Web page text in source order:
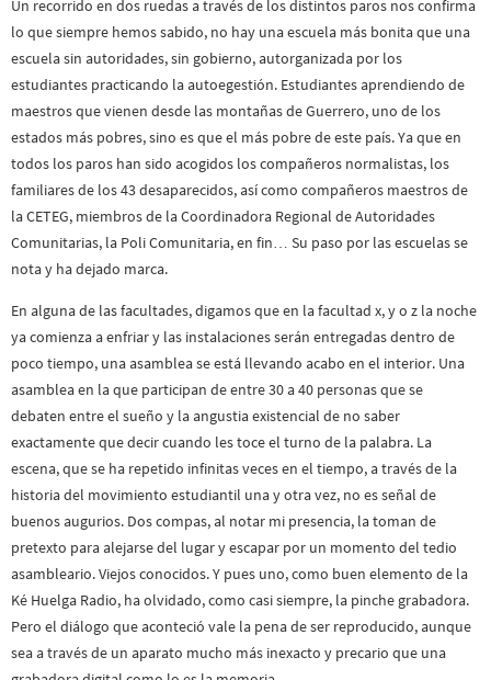
Un recorrido en dos ruedas a través de los distintos paros nos confirma
lo que siempre hemos sabido, no hay una escuela más bonita que una
escuela sin autoridades, sin gobierno, autorganizada por los
estudiantes practicando la autoegestión. Estudiantes aprendiendo de
maestros que vienen desde las montañas de Guerrero, uno de los
estados más pobres, sino es que el más pobre de este país. Ya que en
todos los paros han sido acogidos los compañeros normalistas, los
familiares de los 43 desaparecidos, así como compañeros maestros de
la CETEG, miembros de la Coordinadora Regional de Autoridades
Comunitarias, la Poli Comunitaria, en fin… Su paso por las escuelas se
nota y ha dejado marca.
En alguna de las facultades, digamos que en la facultad x, y o z la noche
ya comienza a enfriar y las instalaciones serán entregadas dentro de
poco tiempo, una asamblea se está llevando acabo en el interior. Una
asamblea en la que participan de entre 30 a 40 personas que se
debaten entre el sueño y la angustia existencial de no saber
exactamente que decir cuando les toce el turno de la palabra. La
escena, que se ha repetido infinitas veces en el tiempo, a través de la
historia del movimiento estudiantil una y otra vez, no es señal de
buenos augurios. Dos compas, al notar mi presencia, la toman de
pretexto para alejarse del lugar y escapar por un momento del tedio
asambleario. Viejos conocidos. Y pues uno, como buen elemento de la
Ké Huelga Radio, ha olvidado, como casi siempre, la pinche grabadora.
Pero el diálogo que aconteció vale la pena de ser reproducido, aunque
sea a través de un aparato mucho más inexacto y precario que una